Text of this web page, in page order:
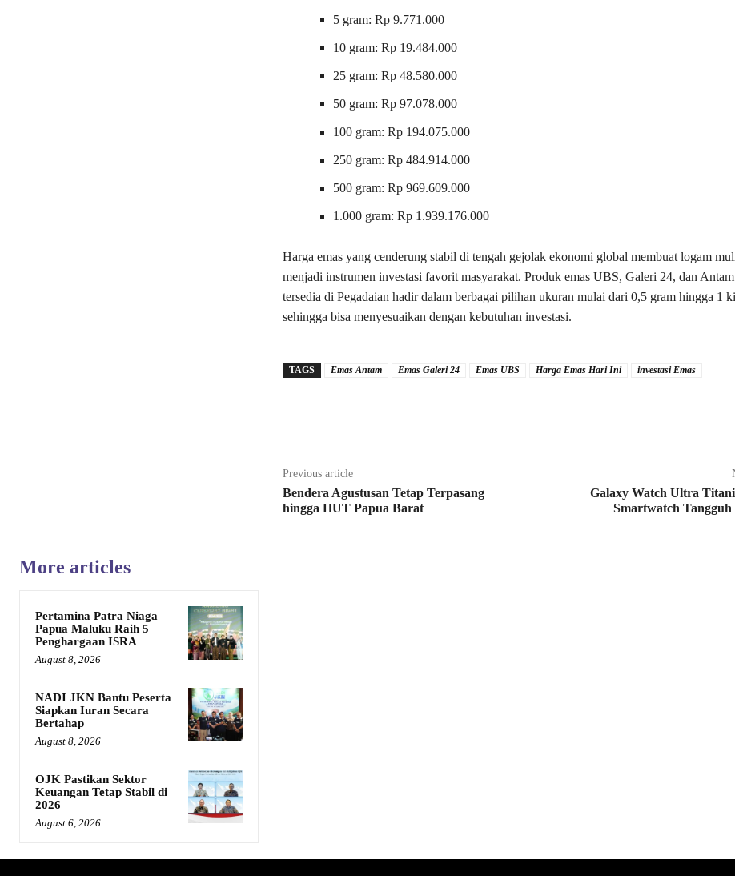
5 gram: Rp 9.771.000
10 gram: Rp 19.484.000
25 gram: Rp 48.580.000
50 gram: Rp 97.078.000
100 gram: Rp 194.075.000
250 gram: Rp 484.914.000
500 gram: Rp 969.609.000
1.000 gram: Rp 1.939.176.000
Harga emas yang cenderung stabil di tengah gejolak ekonomi global membuat logam
menjadi instrumen investasi favorit masyarakat. Produk emas UBS, Galeri 24, dan
tersedia di Pegadaian hadir dalam berbagai pilihan ukuran mulai dari 0,5 gram hingga 1
sehingga bisa menyesuaikan dengan kebutuhan investasi.
TAGS Emas Antam Emas Galeri 24 Emas UBS Harga Emas Hari Ini investasi Emas
Previous article
Bendera Agustusan Tetap Terpasang
hingga HUT Papua Barat
Galaxy Watch Ultra
Smartwatch
More articles
Pertamina Patra Niaga
Papua Maluku Raih 5
Penghargaan ISRA
August 8, 2026
NADI JKN Bantu Peserta
Siapkan Iuran Secara
Bertahap
August 8, 2026
OJK Pastikan Sektor
Keuangan Tetap Stabil di
2026
August 6, 2026